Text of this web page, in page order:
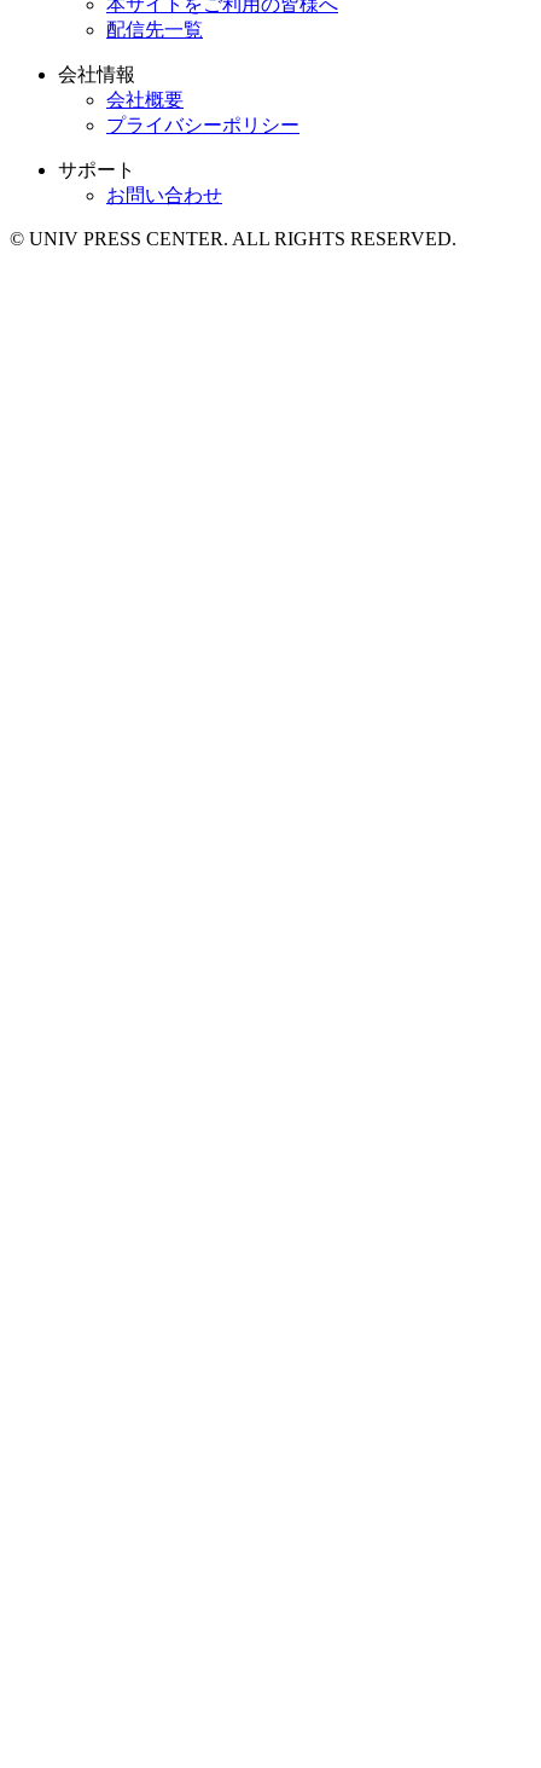
本サイトをご利用の皆様へ
配信先一覧
会社情報
会社概要
プライバシーポリシー
サポート
お問い合わせ
© UNIV PRESS CENTER. ALL RIGHTS RESERVED.